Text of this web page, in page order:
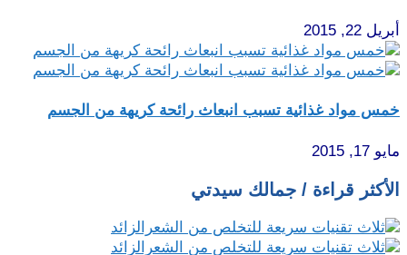
أبريل 22, 2015
خمس مواد غذائية تسبب انبعاث رائحة كريهة من الجسم
مايو 17, 2015
الأكثر قراءة / جمالك سيدتي